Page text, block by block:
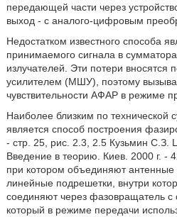
передающей части через
выход - с аналого-цифровым
Недостатком известного способа
принимаемого сигнала в
излучателей. Эти потери
усилителем (МШУ), поэтому
чувствительности АФАР в режиме
Наиболее близким по технической
является способ построения
- стр. 25, рис. 2.3, 2.5 Кузьмин С.З.
Введение в теорию. Киев. 2000 г. -
при котором объединяют
линейные подрешетки, внутри
соединяют через фазовращатель с
который в режиме передачи